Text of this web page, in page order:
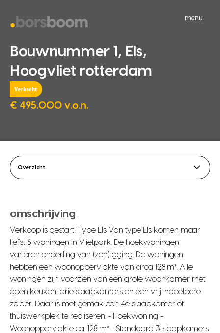
menu
Bouwnummer 1, Els,
Hoogvliet rotterdam
Verkocht
€ 495.000 v.o.n.
Overzicht
omschrijving
Verkoop is gestart! Type Els Van type Els komen maar
liefst 6 woningen in Vlietpark. De hoekwoningen
variëren onderling van (zon)ligging. De woningen
hebben een woonoppervlakte van circa 128 m². Alle
woningen zijn voorzien van een grote woonkamer met
open keuken, drie slaapkamers en een vrij indeelbare
zolder. Daar is met gemak een 4e slaapkamer of
thuiswerkplek te realiseren. - Hoekwoning -
Woonoppervlakte ca. 128 m² - Standaard 3 slaapkamers